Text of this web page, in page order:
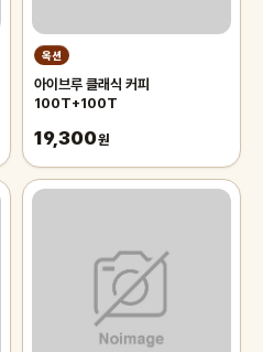
옥션
아이브루 클래식 커피
100T+100T
19,300원